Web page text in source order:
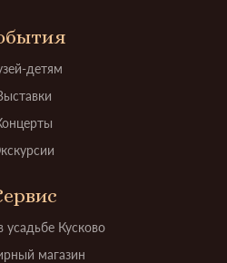
детям
усадьбе Кусково
магазин